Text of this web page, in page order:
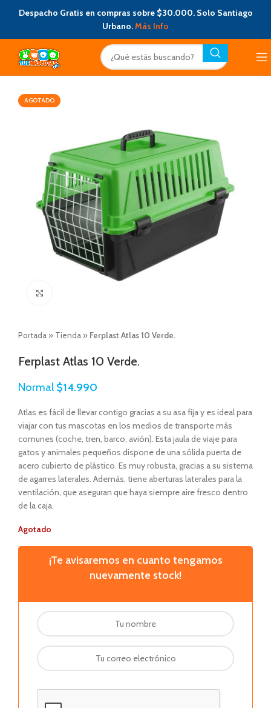
Despacho Gratis en compras sobre $30.000. Solo Santiago
Urbano.Más Info
AGOTADO
Portada » Tienda » Ferplast Atlas 10 Verde.
Ferplast Atlas 10 Verde.
Normal $14.990
Atlas es fácil de llevar contigo gracias a su asa fija y es ideal para
viajar con tus mascotas en los medios de transporte más
comunes (coche, tren, barco, avión). Esta jaula de viaje para
gatos y animales pequeños dispone de una sólida puerta de
acero cubierto de plástico. Es muy robusta, gracias a su sistema
de agarres laterales. Además, tiene aberturas laterales para la
ventilación, que aseguran que haya siempre aire fresco dentro
de la caja.
Agotado
¡Te avisaremos en cuanto tengamos
nuevamente stock!